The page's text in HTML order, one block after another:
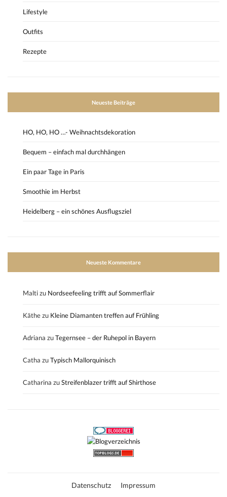
Lifestyle
Outfits
Rezepte
Neueste Beiträge
HO, HO, HO …- Weihnachtsdekoration
Bequem – einfach mal durchhängen
Ein paar Tage in Paris
Smoothie im Herbst
Heidelberg – ein schönes Ausflugsziel
Neueste Kommentare
Maltizu Nordseefeeling trifft auf Sommerflair
Käthezu Kleine Diamanten treffen auf Frühling
Adriana zuTegernsee – der Ruhepol in Bayern
Catha zuTypisch Mallorquinisch
Catharina zuStreifenblazer trifft auf Shirthose
Datenschutz Impressum